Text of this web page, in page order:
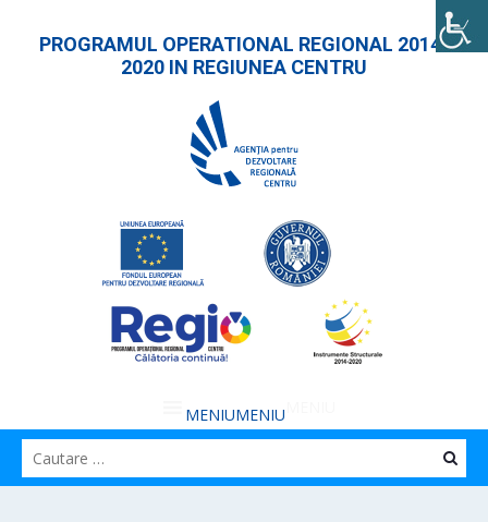
PROGRAMUL OPERATIONAL REGIONAL 2014-
2020 IN REGIUNEA CENTRU
MENIUMENIU